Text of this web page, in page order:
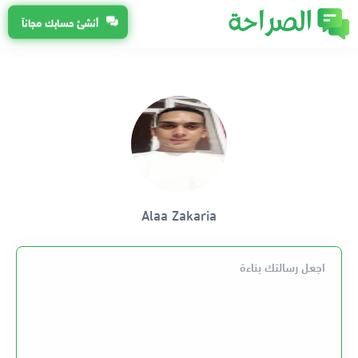
أنشئ حسابك مجاناً
Alaa Zakaria